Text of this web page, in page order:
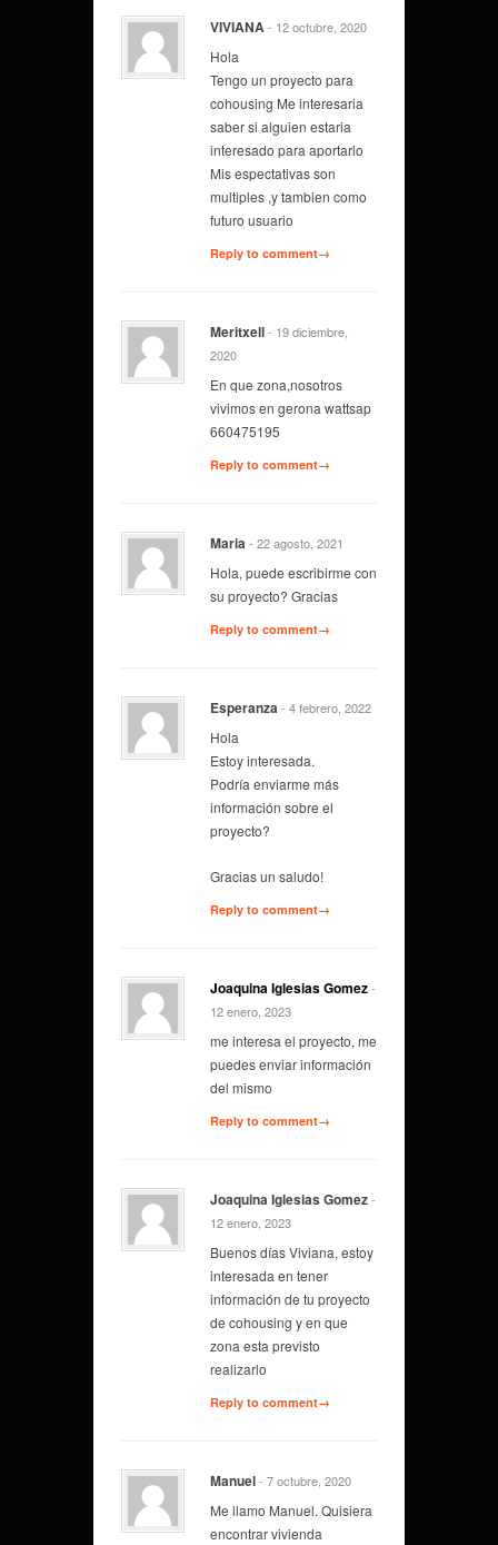
VIVIANA- 12 octubre, 2020
Hola
Tengo un proyecto para
cohousing Me interesaria
saber si alguien estaria
interesado para aportarlo
Mis espectativas son
multiples ,y tambien como
futuro usuario
Reply to comment→
Meritxell- 19 diciembre,
2020
En que zona,nosotros
vivimos en gerona wattsap
660475195
Reply to comment→
Maria- 22 agosto, 2021
Hola, puede escribirme con
su proyecto? Gracias
Reply to comment→
Esperanza- 4 febrero, 2022
Hola
Estoy interesada.
Podría enviarme más
información sobre el
proyecto?
Gracias un saludo!
Reply to comment→
Joaquina Iglesias Gomez-
12 enero, 2023
me interesa el proyecto, me
puedes enviar información
del mismo
Reply to comment→
Joaquina Iglesias Gomez-
12 enero, 2023
Buenos días Viviana, estoy
interesada en tener
información de tu proyecto
de cohousing y en que
zona esta previsto
realizarlo
Reply to comment→
Manuel- 7 octubre, 2020
Me llamo Manuel. Quisiera
encontrar vivienda